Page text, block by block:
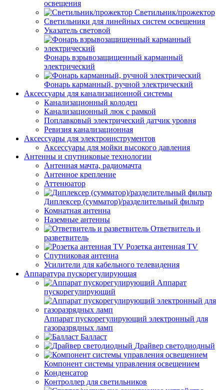
освещения
Светильник/прожектор
Светильники для линейных систем освещения
Указатель световой
Фонарь взрывозащищенный карманный
электрический
Фонарь карманный, ручной электрический
Аксессуары для канализационной системы
Канализационный колодец
Канализационный люк с рамкой
Поплавковый электрический датчик уровня
Ревизия канализационная
Аксессуары для электроинструментов
Аксессуары для мойки высокого давления
Антенны и спутниковые технологии
Антенная мачта, радиомачта
Антенное крепление
Аттенюатор
Диплексер (сумматор)/разделительный фильтр
Комнатная антенна
Наземные антенны
Ответвитель и
разветвитель
Розетка антенная TV
Спутниковая антенна
Усилители для кабельного телевидения
Аппаратура пускорегулирующая
Аппарат
пускорегулирующий
Аппарат пускорегулирующий электронный для
газоразрядных ламп
Балласт
Драйвер светодиодный
Компонент системы управления освещением
Конденсатор
Контроллер для светильников